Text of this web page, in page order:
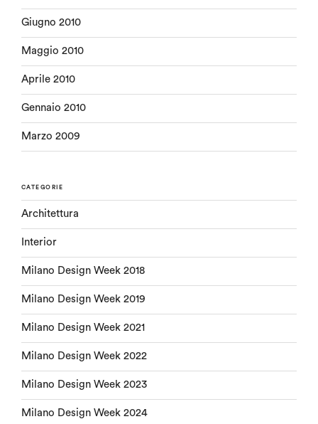
Giugno 2010
Maggio 2010
Aprile 2010
Gennaio 2010
Marzo 2009
CATEGORIE
Architettura
Interior
Milano Design Week 2018
Milano Design Week 2019
Milano Design Week 2021
Milano Design Week 2022
Milano Design Week 2023
Milano Design Week 2024